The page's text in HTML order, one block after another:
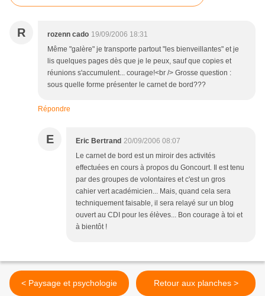
R rozenn cado 19/09/2006 18:31
Même "galère" je transporte partout "les bienveillantes" et je
lis quelques pages dès que je le peux, sauf que copies et
réunions s'accumulent... courage!<br /> Grosse question :
sous quelle forme présenter le carnet de bord???
Répondre
E Eric Bertrand 20/09/2006 08:07
Le carnet de bord est un miroir des activités
effectuées en cours à propos du Goncourt. Il est tenu
par des groupes de volontaires et c'est un gros
cahier vert académicien... Mais, quand cela sera
techniquement faisable, il sera relayé sur un blog
ouvert au CDI pour les élèves... Bon courage à toi et
à bientôt !
< Paysage et psychologie Retour aux planches >